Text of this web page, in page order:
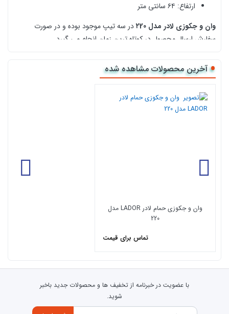
ارتفاع: ۶۴ سانتی متر
وان و جکوزی لادر مدل ۲20
در سه تیپ موجود بوده و در صورت
سفارش ارسال محصول در کوتاه ترین زمان انجام می گیرد.
بزرگ - جت کمر - جت کناری - کلید پنوماتیک
تیپ ۲:
جت کمر - جت کناری - کلید پنوماتیک -سیستم حفاظ
آخرین محصولات مشاهده شده
وان و جکوزی حمام لادر LADOR مدل
220
تماس برای قیمت
با عضویت در خبرنامه از تخفیف ها و محصولات جدید باخبر
شوید.